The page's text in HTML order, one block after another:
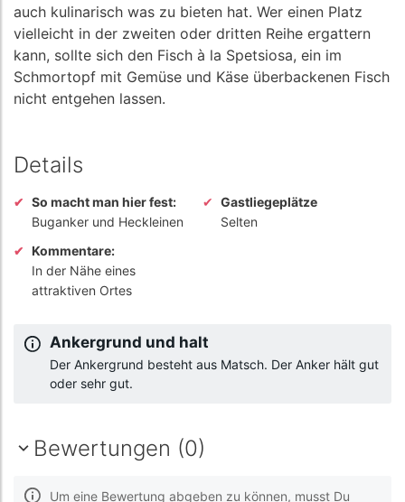
auch kulinarisch was zu bieten hat. Wer einen Platz
vielleicht in der zweiten oder dritten Reihe ergattern
kann, sollte sich den Fisch à la Spetsiosa, ein im
Schmortopf mit Gemüse und Käse überbackenen Fisch
nicht entgehen lassen.
Details
So macht man hier fest:
Buganker und Heckleinen
Gastliegeplätze
Selten
Kommentare:
In der Nähe eines
attraktiven Ortes
Ankergrund und halt
Der Ankergrund besteht aus Matsch. Der Anker hält gut
oder sehr gut.
Bewertungen (0)
Um eine Bewertung abgeben zu können, musst Du